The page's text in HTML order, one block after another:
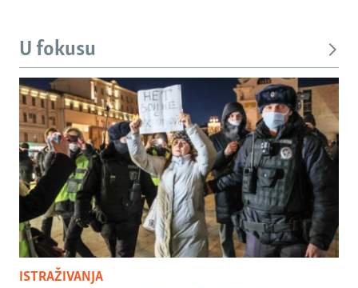
U fokusu
ISTRAŽIVANJA